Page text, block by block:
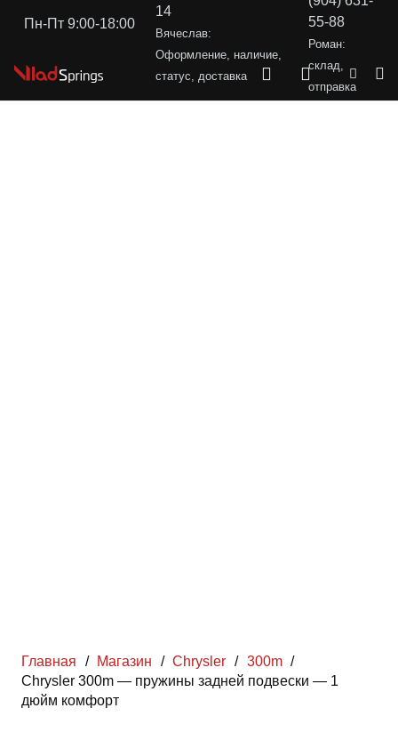
Пн-Пт 9:00-18:00
14
Вячеслав:
Оформление, наличие,
статус, доставка
55-88
Роман:
склад,
отправка
Главная / Магазин / Chrysler / 300m /
Chrysler 300m — пружины задней подвески — 1
дюйм комфорт